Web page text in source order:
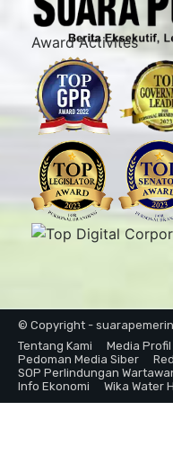
Award Activites
© Copyright -
Tentang Kami
Media Profil
Pedoman Media Siber
SOP Perlindungan
Info Ekonomi
Wika Water